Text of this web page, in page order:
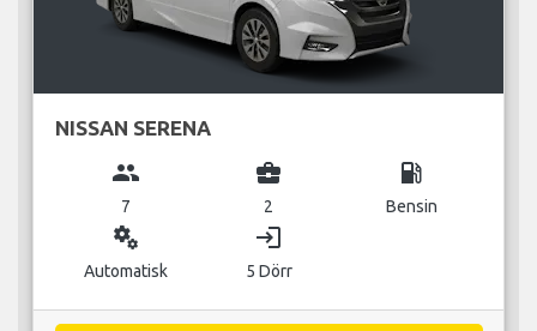
NISSAN SERENA
group
7
business_center
2
local_gas_station
Bensin
miscellaneous_services
Automatisk
login
5 Dörr